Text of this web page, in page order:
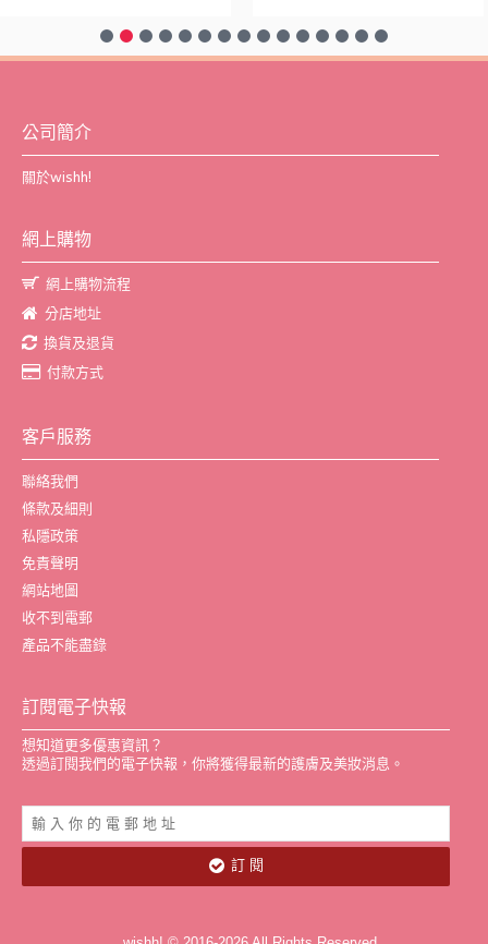
公司簡介
關於wishh!
網上購物
網上購物流程
分店地址
換貨及退貨
付款方式
客戶服務
聯絡我們
條款及細則
私隱政策
免責聲明
網站地圖
收不到電郵
產品不能盡錄
訂閱電子快報
想知道更多優惠資訊？
透過訂閱我們的電子快報，你將獲得最新的護膚及美妝消息。
訂 閱